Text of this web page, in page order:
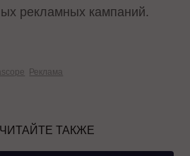
рекламных кампаний.
Реклама
ЧИТАЙТЕ ТАКЖЕ